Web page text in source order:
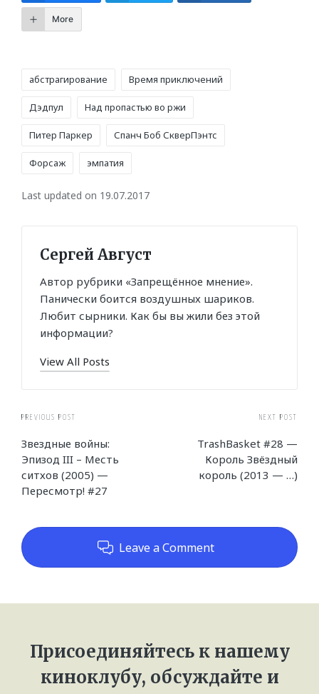
More
абстрагирование Время приключений
Дэдпул Над пропастью во ржи
Питер Паркер Спанч Боб СкверПэнтс
Форсаж эмпатия
Last updated on 19.07.2017
Сергей Август
Автор рубрики «Запрещённое мнение».
Панически боится воздушных шариков.
Любит сырники. Как бы вы жили без этой
информации?
View All Posts
Post
navigation
PREVIOUS POST
Звездные войны:
Эпизод III – Месть
ситхов (2005) —
Пересмотр! #27
NEXT POST
TrashBasket #28 —
Король Звёздный
король (2013 — …)
Leave a Comment
Присоединяйтесь к нашему
киноклубу, обсуждайте и